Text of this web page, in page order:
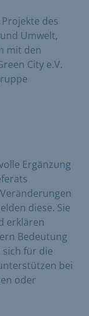
des
Umwelt,
mit den
City e.V.
Ergänzung
diese. Sie
erklären
Bedeutung
sich für die
bei
oder